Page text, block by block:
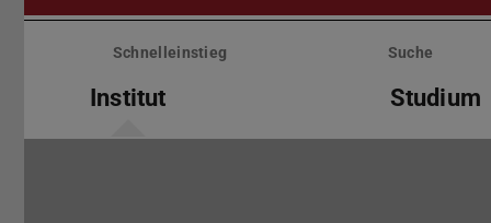
Menü
überspringenSchnelleinstieg Suche
Institut Studium